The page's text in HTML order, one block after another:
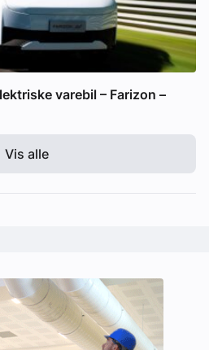
varebil – Farizon –
Vis alle